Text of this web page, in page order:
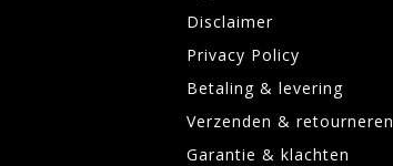
Disclaimer
Privacy Policy
Betaling & levering
Verzenden & retourneren
Garantie & klachten